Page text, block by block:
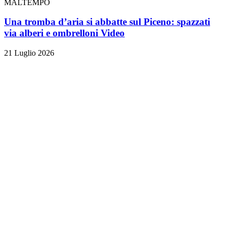
MALTEMPO
Una tromba d’aria si abbatte sul Piceno: spazzati
via alberi e ombrelloni Video
21 Luglio 2026